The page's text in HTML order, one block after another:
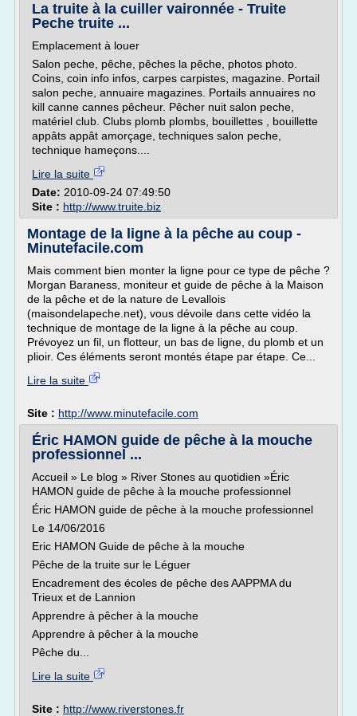
La truite à la cuiller vaironnée - Truite
Peche truite ...
Emplacement à louer
Salon peche, pêche, pêches la pêche, photos photo.
Coins, coin info infos, carpes carpistes, magazine. Portail
salon peche, annuaire magazines. Portails annuaires no
kill canne cannes pêcheur. Pêcher nuit salon peche,
matériel club. Clubs plomb plombs, bouillettes , bouillette
appâts appât amorçage, techniques salon peche,
technique hameçons....
Lire la suite
Date: 2010-09-24 07:49:50
Site : http://www.truite.biz
Montage de la ligne à la pêche au coup -
Minutefacile.com
Mais comment bien monter la ligne pour ce type de pêche ?
Morgan Baraness, moniteur et guide de pêche à la Maison
de la pêche et de la nature de Levallois
(maisondelapeche.net), vous dévoile dans cette vidéo la
technique de montage de la ligne à la pêche au coup.
Prévoyez un fil, un flotteur, un bas de ligne, du plomb et un
plioir. Ces éléments seront montés étape par étape. Ce...
Lire la suite
Site : http://www.minutefacile.com
Éric HAMON guide de pêche à la mouche
professionnel ...
Accueil » Le blog » River Stones au quotidien »Éric
HAMON guide de pêche à la mouche professionnel
Éric HAMON guide de pêche à la mouche professionnel
Le 14/06/2016
Eric HAMON Guide de pêche à la mouche
Pêche de la truite sur le Léguer
Encadrement des écoles de pêche des AAPPMA du
Trieux et de Lannion
Apprendre à pêcher à la mouche
Apprendre à pêcher à la mouche
Pêche du...
Lire la suite
Site : http://www.riverstones.fr